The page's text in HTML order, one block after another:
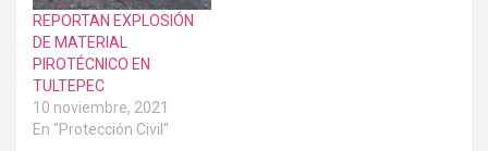
REPORTAN EXPLOSIÓN
DE MATERIAL
PIROTÉCNICO EN
TULTEPEC
10 noviembre, 2021
En "Protección Civil"